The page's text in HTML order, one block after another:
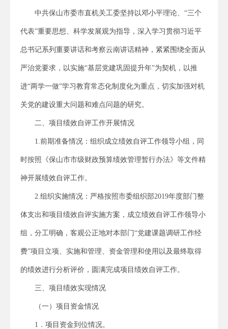
中共保山市委市直机关工委坚持以邓小平理论、“三个
代表”重要思想、科学发展观为指导，深入学习贯彻习近平
总书记系列重要讲话和考察云南讲话精神，紧紧围绕全面从
严治党要求，以实施“基层党建巩固提升年”为契机，以推
进“两学一做”学习教育常态化制度化为重点，切实加强对机
关党的建设重大问题和难点问题的研究。
二、项目绩效自评工作开展情况
1.前期准备情况：组织成立绩效自评工作领导小组，同
时按照《保山市市级财政预算绩效管理暂行办法》等文件精
神开展绩效自评工作。
2.组织实施情况：严格按照市委组织部2019年度部门整
体支出和项目绩效自评实施方案，成立绩效自评工作领导小
组，分工明确，客观公正地对本部门“党建课题调研工作经
费”项目立项、实施和管理、资金管理和使用以及最终取得
的绩效进行分析评价，圆满完成项目绩效自评工作。
三、项目绩效实现情况
（一）项目资金情况
1．项目资金到位情况。